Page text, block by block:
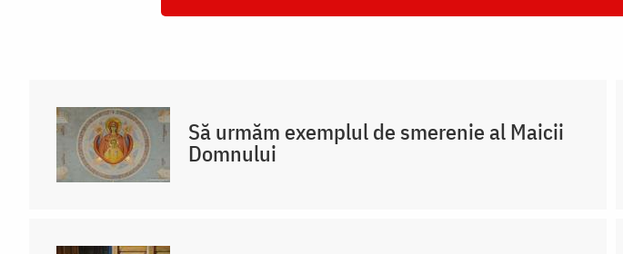
Să urmăm exemplul de smerenie al Maicii
Domnului